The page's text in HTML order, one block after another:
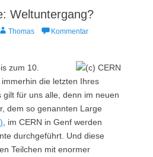
Weltuntergang?
AutorThomas
Kommentar
zum 10.
die letzten Ihres
gilt für uns alle, denn im neuen
dem so genannten Large
, im CERN in Genf werden
durchgeführt. Und diese
Teilchen mit enormer